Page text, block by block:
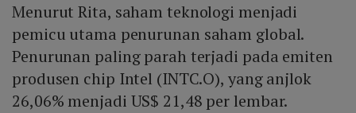
Menurut Rita, saham teknologi menjadi
pemicu utama penurunan saham global.
Penurunan paling parah terjadi pada emiten
produsen chip Intel (INTC.O), yang anjlok
26,06% menjadi US$ 21,48 per lembar.